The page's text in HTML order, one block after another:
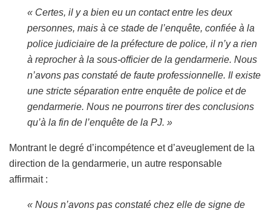
« Certes, il y a bien eu un contact entre les deux
personnes, mais à ce stade de l’enquête, confiée à la
police judiciaire de la préfecture de police, il n’y a rien
à reprocher à la sous-officier de la gendarmerie. Nous
n’avons pas constaté de faute professionnelle. Il existe
une stricte séparation entre enquête de police et de
gendarmerie. Nous ne pourrons tirer des conclusions
qu’à la fin de l’enquête de la PJ. »
Montrant le degré d’incompétence et d’aveuglement de la
direction de la gendarmerie, un autre responsable
affirmait :
« Nous n’avons pas constaté chez elle de signe de